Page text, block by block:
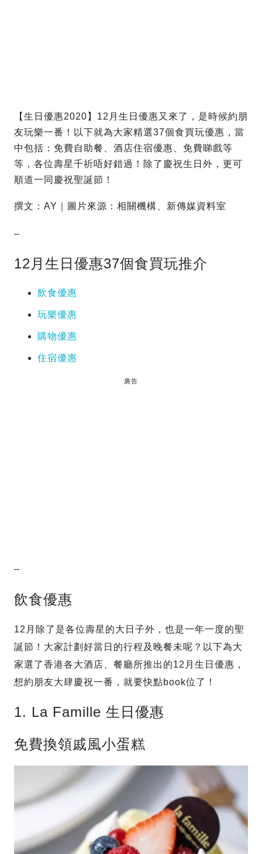
【生日優惠2020】12月生日優惠又來了，是時候約朋
友玩樂一番！以下就為大家精選37個食買玩優惠，當
中包括：免費自助餐、酒店住宿優惠、免費睇戲等
等，各位壽星千祈唔好錯過！除了慶祝生日外，更可
順道一同慶祝聖誕節！
撰文：AY｜圖片來源：相關機構、新傳媒資料室
–
12月生日優惠37個食買玩推介
飲食優惠
玩樂優惠
購物優惠
住宿優惠
廣告
–
飲食優惠
12月除了是各位壽星的大日子外，也是一年一度的聖
誕節！大家計劃好當日的行程及晚餐未呢？以下為大
家選了香港各大酒店、餐廳所推出的12月生日優惠，
想約朋友大肆慶祝一番，就要快點book位了！
1. La Famille 生日優惠
免費換領戚風小蛋糕